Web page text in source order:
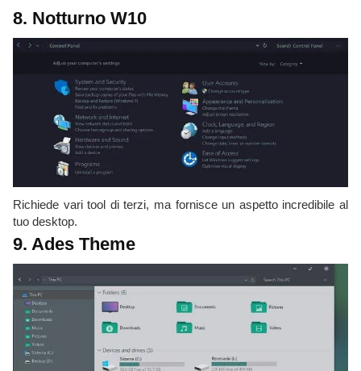
8. Notturno W10
Richiede vari tool di terzi, ma fornisce un aspetto incredibile al
tuo desktop.
9. Ades Theme